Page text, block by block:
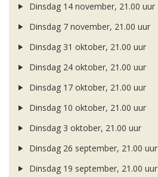
Dinsdag 14 november, 21.00 uur
Dinsdag 7 november, 21.00 uur
Dinsdag 31 oktober, 21.00 uur
Dinsdag 24 oktober, 21.00 uur
Dinsdag 17 oktober, 21.00 uur
Dinsdag 10 oktober, 21.00 uur
Dinsdag 3 oktober, 21.00 uur
Dinsdag 26 september, 21.00 uur
Dinsdag 19 september, 21.00 uur